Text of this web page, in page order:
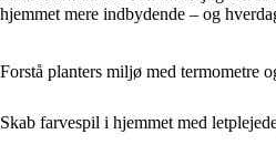
hjemmet mere indbydende – og
Forstå planters miljø med termometre
Skab farvespil i hjemmet med